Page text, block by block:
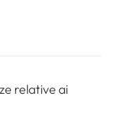
relative ai